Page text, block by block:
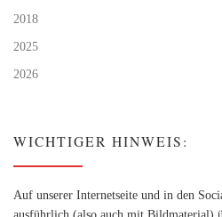
2018
2025
2026
WICHTIGER HINWEIS:
Auf unserer Internetseite und in den
ausführlich (also auch mit Bildmaterial)